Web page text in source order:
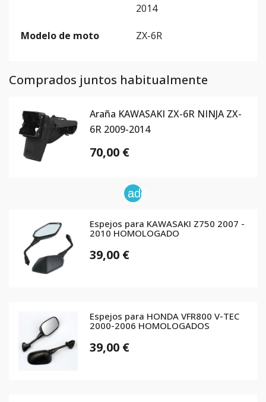
2014
Modelo de moto ZX-6R
Comprados juntos habitualmente
Araña KAWASAKI ZX-6R NINJA ZX-
6R 2009-2014
70,00 €
add
Espejos para KAWASAKI Z750 2007 -
2010 HOMOLOGADO
39,00 €
Espejos para HONDA VFR800 V-TEC
2000-2006 HOMOLOGADOS
39,00 €